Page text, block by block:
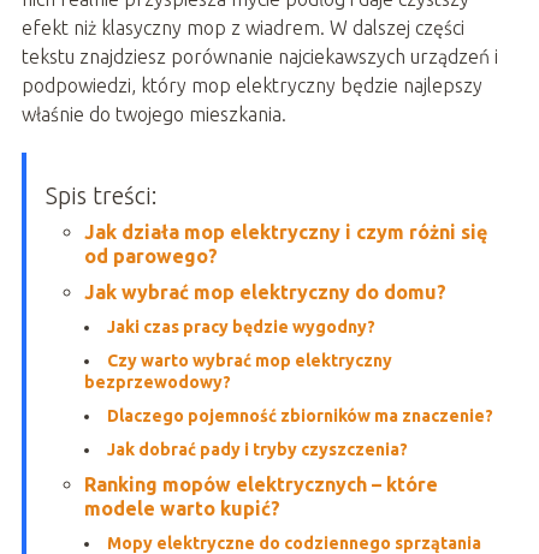
efekt niż klasyczny mop z wiadrem. W dalszej części
tekstu znajdziesz porównanie najciekawszych urządzeń i
podpowiedzi, który mop elektryczny będzie najlepszy
właśnie do twojego mieszkania.
Spis treści:
Jak działa mop elektryczny i czym różni się
od parowego?
Jak wybrać mop elektryczny do domu?
Jaki czas pracy będzie wygodny?
Czy warto wybrać mop elektryczny
bezprzewodowy?
Dlaczego pojemność zbiorników ma znaczenie?
Jak dobrać pady i tryby czyszczenia?
Ranking mopów elektrycznych – które
modele warto kupić?
Mopy elektryczne do codziennego sprzątania